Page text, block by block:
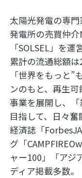
太陽光発電の専
発電所の売買仲
「SOLSEL」を運
累計の流通総額は
「世界をもっと”
ンのもと、再生
事業を展開し、
目指して、日々奮
経済誌「
グ「
ャー100」「アジ
ディア掲載多数。